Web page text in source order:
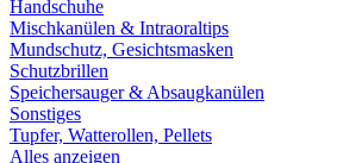
Handschuhe
Mischkanülen & Intraoraltips
Mundschutz, Gesichtsmasken
Schutzbrillen
Speichersauger & Absaugkanülen
Sonstiges
Tupfer, Watterollen, Pellets
Alles anzeigen